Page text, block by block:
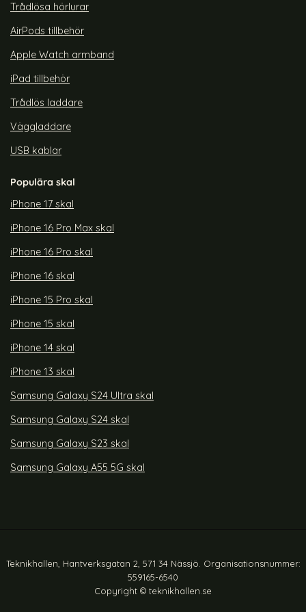
Trådlösa hörlurar
AirPods tillbehör
Apple Watch armband
iPad tillbehör
Trådlös laddare
Väggladdare
USB kablar
Populära skal
iPhone 17 skal
iPhone 16 Pro Max skal
iPhone 16 Pro skal
iPhone 16 skal
iPhone 15 Pro skal
iPhone 15 skal
iPhone 14 skal
iPhone 13 skal
Samsung Galaxy S24 Ultra skal
Samsung Galaxy S24 skal
Samsung Galaxy S23 skal
Samsung Galaxy A55 5G skal
Teknikhallen, Hantverksgatan 2, 571 34 Nässjö. Organisationsnummer:
559165-6540
Copyright © teknikhallen.se